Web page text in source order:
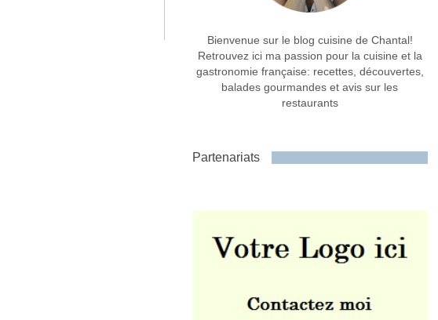
Commentaire ou message *
Bienvenue sur le blog cuisine de Chantal!
Retrouvez ici ma passion pour la cuisine et la
gastronomie française: recettes, découvertes,
balades gourmandes et avis sur les
restaurants
Partenariats